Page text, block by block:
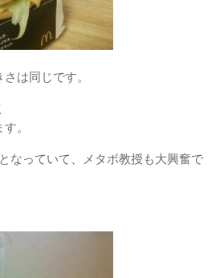
は同じです。
。
なっていて、メタボ教授も大興奮で